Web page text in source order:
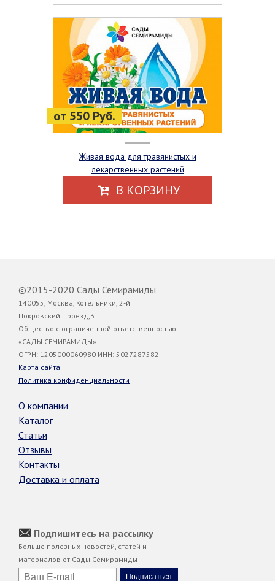
от 550 Руб.
Живая вода для травянистых и
лекарственных растений
В КОРЗИНУ
©2015-2020 Сады Семирамиды
140055, Москва, Котельники, 2-й
Покровский Проезд,3
Общество с ограниченной ответственностью
«САДЫ СЕМИРАМИДЫ»
ОГРН: 1205000060980 ИНН: 5027287582
Карта сайта
Политика конфиденциальности
О компании
Каталог
Статьи
Отзывы
Контакты
Доставка и оплата
Подпишитесь на рассылку
Больше полезных новостей, статей и
материалов от Сады Семирамиды